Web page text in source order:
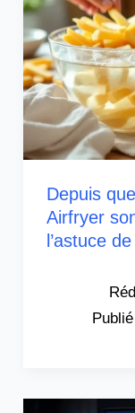
Depuis
Airfryer
l’astuce